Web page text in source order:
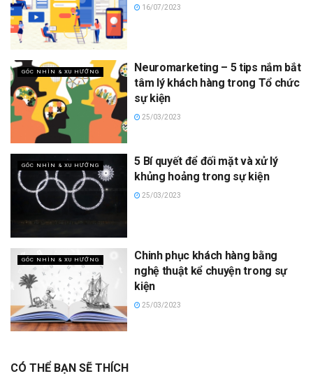
16/07/2023
GÓC NHÌN & XU HƯỚNG
Neuromarketing – 5 tips nắm bắt
tâm lý khách hàng trong Tổ chức
sự kiện
25/03/2023
GÓC NHÌN & XU HƯỚNG
5 Bí quyết để đối mặt và xử lý
khủng hoảng trong sự kiện
25/03/2023
GÓC NHÌN & XU HƯỚNG
Chinh phục khách hàng bằng
nghệ thuật kể chuyện trong sự
kiện
25/03/2023
CÓ THỂ BẠN SẼ THÍCH